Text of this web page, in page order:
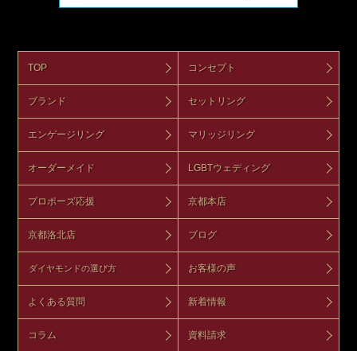
TOP コンセプト
ブランド セットリング
エンゲージリング マリッジリング
オーダーメイド LGBTウェディング
プロポーズ応援 京都本店
京都洛北店 ブログ
ダイヤモンドの選び方 お客様の声
よくある質問 新着情報
コラム 資料請求